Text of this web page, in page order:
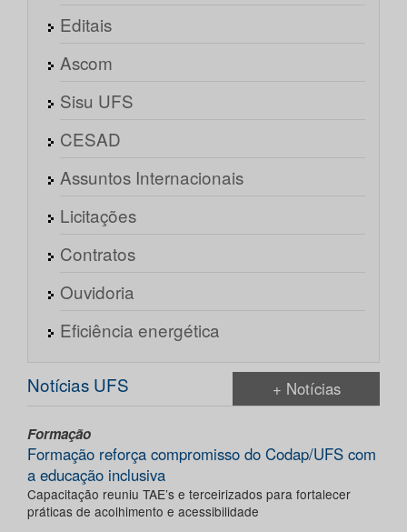
Editais
Ascom
Sisu UFS
CESAD
Assuntos Internacionais
Licitações
Contratos
Ouvidoria
Eficiência energética
Notícias UFS + Notícias
Formação
Formação reforça compromisso do Codap/UFS com
a educação inclusiva
Capacitação reuniu TAE’s e terceirizados para fortalecer
práticas de acolhimento e acessibilidade